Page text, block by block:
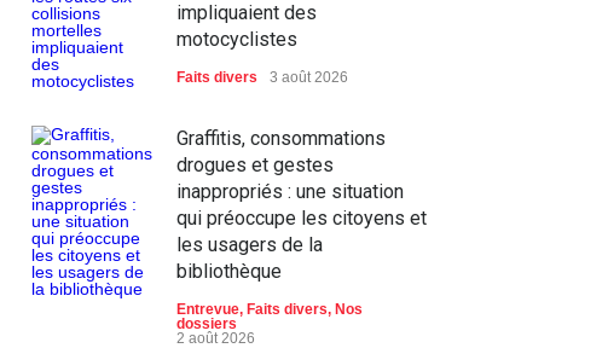
impliquaient des
motocyclistes
Faits divers 3 août 2026
Graffitis, consommations
drogues et gestes
inappropriés : une situation
qui préoccupe les citoyens et
les usagers de la
bibliothèque
Entrevue, Faits divers, Nos
dossiers
2 août 2026